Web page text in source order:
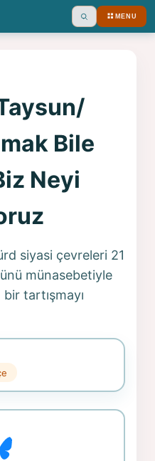
Ara MENU
Bile
Neyi
siyasi çevreleri 21
münasebetiyle
tartışmayı